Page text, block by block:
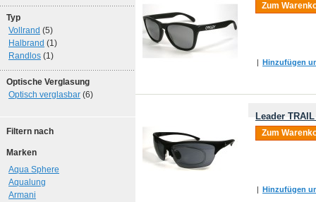
Zum
| Hinzufügen
Leader
Zum
| Hinzufügen
Typ
Vollrand (5)
Halbrand (1)
Randlos (1)
Optische Verglasung
Optisch verglasbar (6)
Filtern nach
Marken
Aqua Sphere
Aqualung
Armani